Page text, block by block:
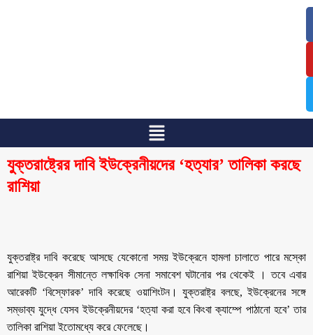
যুক্তরাষ্ট্রের দাবি ইউক্রেনীয়দের ‘হত্যার’ তালিকা করছে
রাশিয়া
যুক্তরাষ্ট্র দাবি করেছে আসছে যেকোনো সময় ইউক্রেনে হামলা চালাতে পারে মস্কো
রাশিয়া ইউক্রেন সীমান্তে লক্ষাধিক সেনা সমাবেশ ঘটানোর পর থেকেই । তবে এবার
আরেকটি ‘বিস্ফোরক’ দাবি করেছে ওয়াশিংটন। যুক্তরাষ্ট্র বলছে, ইউক্রেনের সঙ্গে
সম্ভাব্য যুদ্ধে যেসব ইউক্রেনীয়দের ‘হত্যা করা হবে কিংবা ক্যাম্পে পাঠানো হবে’ তার
তালিকা রাশিয়া ইতোমধ্যে করে ফেলেছে।